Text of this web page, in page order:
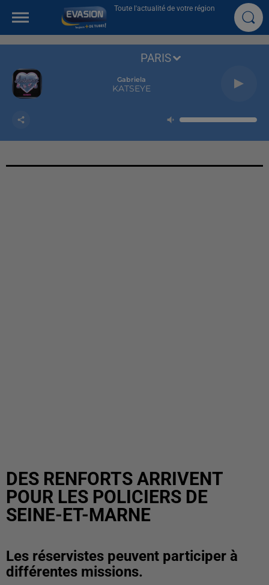
Toute l'actualité de votre région
Gabriela
KATSEYE
PARIS
DES RENFORTS ARRIVENT
POUR LES POLICIERS DE
SEINE-ET-MARNE
Les réservistes peuvent participer à
différentes missions.